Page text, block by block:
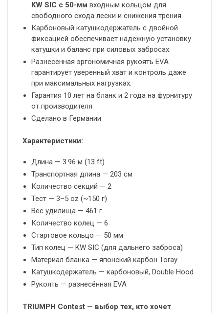
KW SIC с 50-мм входным кольцом для
свободного схода лески и снижения трения.
Карбоновый катушкодержатель с двойной
фиксацией обеспечивает надёжную установку
катушки и баланс при силовых забросах.
Разнесённая эргономичная рукоять EVA
гарантирует уверенный хват и контроль даже
при максимальных нагрузках.
Гарантия 10 лет на бланк и 2 года на фурнитуру
от производителя
Сделано в Германии
Характеристики:
Длина — 3.96 м (13 ft)
Транспортная длина — 203 см
Количество секций — 2
Тест — 3–5 oz (~150 г)
Вес удилища — 461 г
Количество колец — 6
Стартовое кольцо — 50 мм
Тип колец — KW SIC (для дальнего заброса)
Материал бланка — японский карбон Toray
Катушкодержатель — карбоновый, Double Hood
Рукоять — разнесённая EVA
TRIUMPH Contest — выбор тех, кто хочет